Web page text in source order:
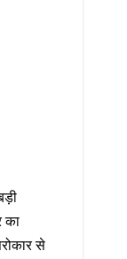
का
से